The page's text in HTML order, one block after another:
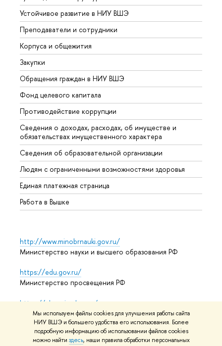
Мы используем файлы cookies для улучшения работы сайта
НИУ ВШЭ и большего удобства его использования. Более
подробную информацию об использовании файлов cookies
можно найти здесь, наши правила обработки персональных
Устойчивое развитие в НИУ ВШЭ
Преподаватели и сотрудники
Корпуса и общежития
Закупки
Обращения граждан в НИУ ВШЭ
Фонд целевого капитала
Противодействие коррупции
Сведения о доходах, расходах, об имуществе и
обязательствах имущественного характера
Сведения об образовательной организации
Людям с ограниченными возможностями здоровья
Единая платежная страница
Работа в Вышке
http://www.minobrnauki.gov.ru/
Министерство науки и высшего образования РФ
https://edu.gov.ru/
Министерство просвещения РФ
https://elearning.hse.ru/mooc
Массовые открытые онлайн-курсы